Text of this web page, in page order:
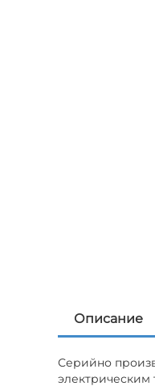
Описание
Серийно
электрическим